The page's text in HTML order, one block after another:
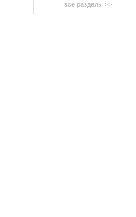
все разделы >>